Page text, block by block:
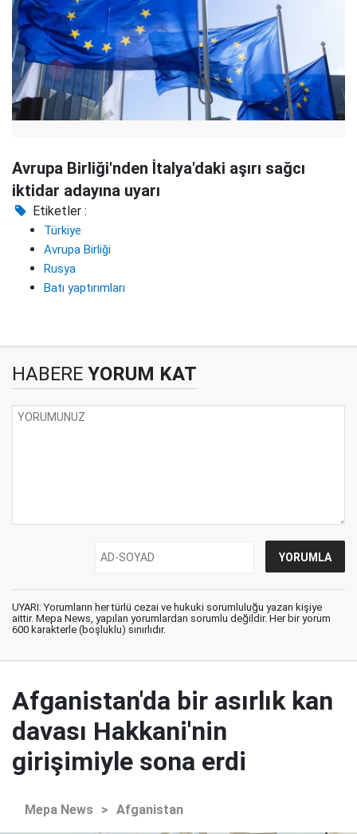
Avrupa Birliği'nden İtalya'daki aşırı sağcı
iktidar adayına uyarı
Etiketler :
Türkiye
Avrupa Birliği
Rusya
Batı yaptırımları
HABERE YORUM KAT
UYARI: Yorumların her türlü cezai ve hukuki sorumluluğu yazan kişiye
aittir. Mepa News, yapılan yorumlardan sorumlu değildir. Her bir yorum
600 karakterle (boşluklu) sınırlıdır.
Afganistan'da bir asırlık kan
davası Hakkani'nin
girişimiyle sona erdi
Mepa News > Afganistan